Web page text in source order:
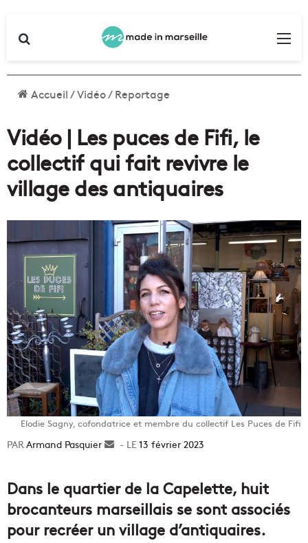
Accueil/Vidéo/Reportage
Vidéo | Les puces de Fifi, le
collectif qui fait revivre le
village des antiquaires
Elodie Sagny, cofondatrice et membre du collectif Les Puces de Fifi
Armand Pasquier
Envoyer13 février 2023
Dans le quartier de la Capelette, huit
brocanteurs marseillais se sont associés
pour recréer un village d’antiquaires.